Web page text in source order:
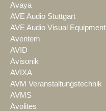
Avaya
AVE Audio Stuttgart
AVE Audio Visual Equipment
Aventem
AVID
Avisonik
AVIXA
AVM Veranstaltungstechnik
AVMS
Avolites